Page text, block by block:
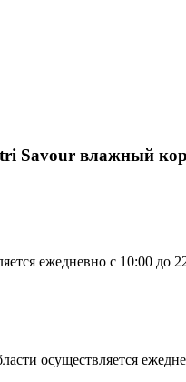
Savour влажный
ежедневно с 10:00 до
осуществляется